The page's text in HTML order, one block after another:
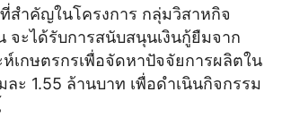
สำคัญในโครงการ กลุ่มวิสาหกิจ
จะได้รับการสนับสนุนเงินกู้ยืมจาก
ห์เกษตรกรเพื่อจัดหาปัจจัยการผลิตใน
ะ 1.55 ล้านบาท เพื่อดำเนินกิจกรรม